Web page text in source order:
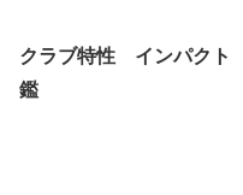
クラブ特性 インパクト
鑑